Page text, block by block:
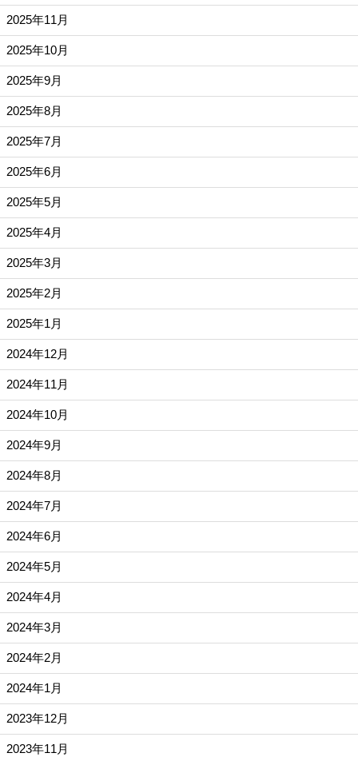
2025年11月
2025年10月
2025年9月
2025年8月
2025年7月
2025年6月
2025年5月
2025年4月
2025年3月
2025年2月
2025年1月
2024年12月
2024年11月
2024年10月
2024年9月
2024年8月
2024年7月
2024年6月
2024年5月
2024年4月
2024年3月
2024年2月
2024年1月
2023年12月
2023年11月